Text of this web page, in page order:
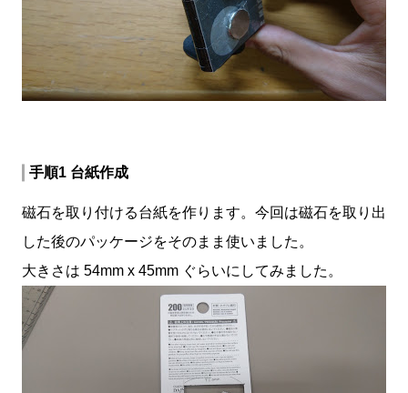
手順1 台紙作成
磁石を取り付ける台紙を作ります。今回は磁石を取り出
した後のパッケージをそのまま使いました。
大きさは 54mm x 45mm ぐらいにしてみました。